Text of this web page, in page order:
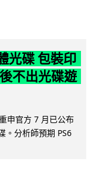
光碟 包裝印
不出光碟遊
申官方 7 月已公布
。分析師預期 PS6